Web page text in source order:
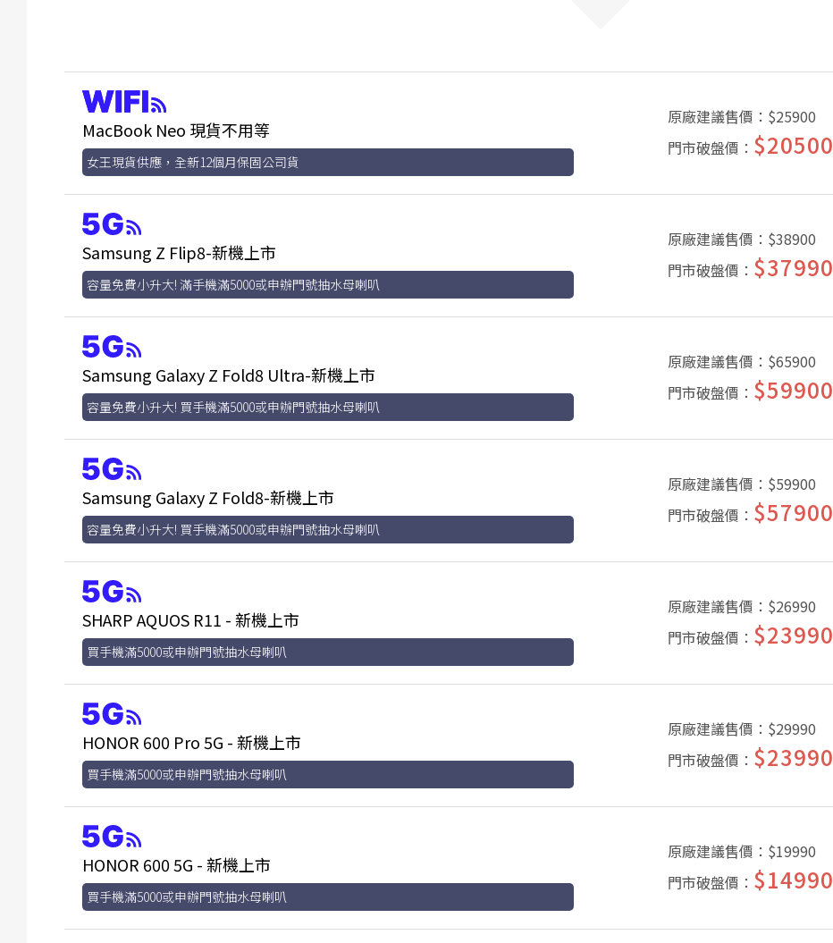
MacBook Neo 現貨不用等
女王現貨供應，全新12個月保固公司貨
原廠建議售價： $25900
門市破盤價： $20500
Samsung Z Flip8-新機上市
容量免費小升大! 滿手機滿5000或申辦門號抽水母喇叭
原廠建議售價： $38900
門市破盤價： $37990
Samsung Galaxy Z Fold8 Ultra-新機上市
容量免費小升大! 買手機滿5000或申辦門號抽水母喇叭
原廠建議售價： $65900
門市破盤價： $59900
Samsung Galaxy Z Fold8-新機上市
容量免費小升大! 買手機滿5000或申辦門號抽水母喇叭
原廠建議售價： $59900
門市破盤價： $57900
SHARP AQUOS R11 - 新機上市
買手機滿5000或申辦門號抽水母喇叭
原廠建議售價： $26990
門市破盤價： $23990
HONOR 600 Pro 5G - 新機上市
買手機滿5000或申辦門號抽水母喇叭
原廠建議售價： $29990
門市破盤價： $23990
HONOR 600 5G - 新機上市
買手機滿5000或申辦門號抽水母喇叭
原廠建議售價： $19990
門市破盤價： $14990